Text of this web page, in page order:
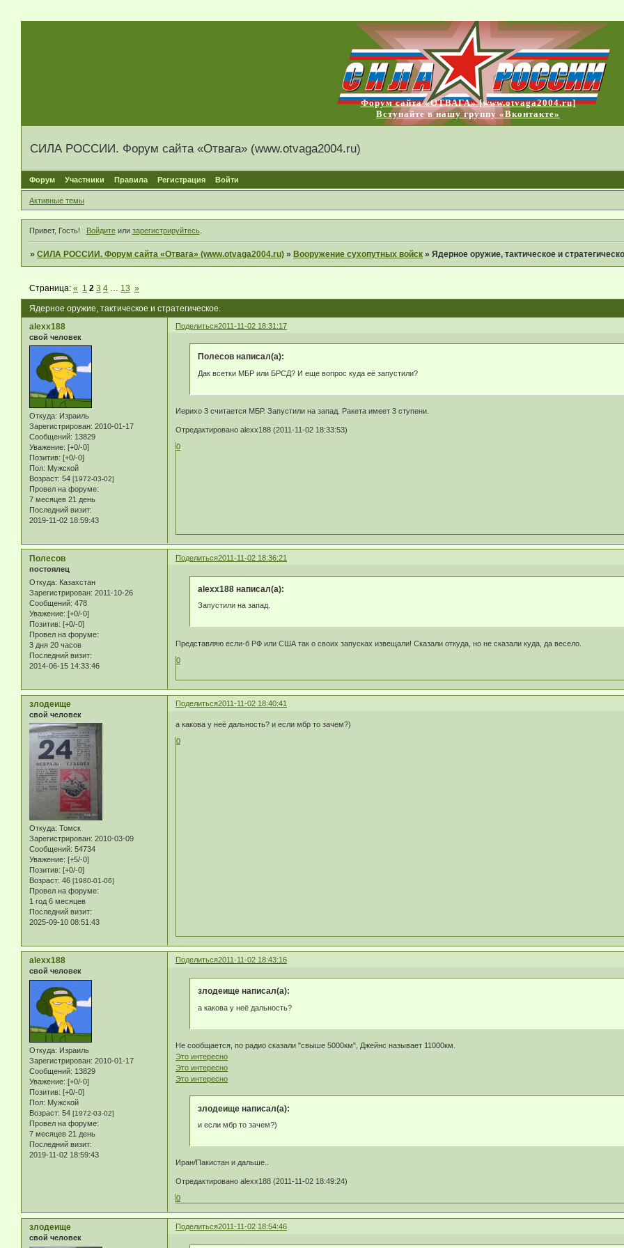
Форум сайта «ОТВАГА» [www.otvaga2004.ru]
Вступайте в нашу группу «Вконтакте»
СИЛА РОССИИ. Форум сайта «Отвага» (www.otvaga2004.ru)
Форум Участники Правила Регистрация Войти
Активные темы
Привет, Гость! Войдитеили зарегистрируйтесь.
»СИЛА РОССИИ. Форум сайта «Отвага» (www.otvaga2004.ru) » Вооружение сухопутных войск »Ядерное оружие, тактическое и
Ядерное оружие, тактическое и стратегическое.
Страница:« 1 2 3 4 13 »
Поделиться2011-11-02 18:31:17
alexx188
свой человек
Откуда: Израиль
Зарегистрирован: 2010-01-17
Сообщений: 13829
Уважение: [+0/-0]
Позитив: [+0/-0]
Пол: Мужской
Возраст: 54 [1972-03-02]
Провел на форуме:
7 месяцев 21 день
Последний визит:
2019-11-02 18:59:43
Полесов написал(а):
Дак всетки МБР или БРСД? И еще вопрос куда её запустили?
Иерихо 3 считается МБР. Запустили на запад. Ракета имеет 3 ступени.
Отредактировано alexx188 (2011-11-02 18:33:53)
0
Поделиться2011-11-02 18:36:21
Полесов
постоялец
Откуда: Казахстан
Зарегистрирован: 2011-10-26
Сообщений: 478
Уважение: [+0/-0]
Позитив: [+0/-0]
Провел на форуме:
3 дня 20 часов
Последний визит:
2014-06-15 14:33:46
alexx188 написал(а):
Запустили на запад.
Представляю если-б РФ или США так о своих запусках извещали! Сказали откуда, но не сказали куда, да весело.
0
Поделиться2011-11-02 18:40:41
злодеище
свой человек
Откуда: Томск
Зарегистрирован: 2010-03-09
Сообщений: 54734
Уважение: [+5/-0]
Позитив: [+0/-0]
Возраст: 46 [1980-01-06]
Провел на форуме:
1 год 6 месяцев
Последний визит:
2025-09-10 08:51:43
а какова у неё дальность? и если мбр то зачем?)
0
Поделиться2011-11-02 18:43:16
alexx188
свой человек
Откуда: Израиль
Зарегистрирован: 2010-01-17
Сообщений: 13829
Уважение: [+0/-0]
Позитив: [+0/-0]
Пол: Мужской
Возраст: 54 [1972-03-02]
Провел на форуме:
7 месяцев 21 день
Последний визит:
2019-11-02 18:59:43
злодеище написал(а):
а какова у неё дальность?
Не сообщается, по радио сказали "свыше 5000км", Джейнс называет 11000км.
Это интересно
Это интересно
Это интересно
злодеище написал(а):
и если мбр то зачем?)
Иран/Пакистан и дальше..
Отредактировано alexx188 (2011-11-02 18:49:24)
0
Поделиться2011-11-02 18:54:46
злодеище
свой человек